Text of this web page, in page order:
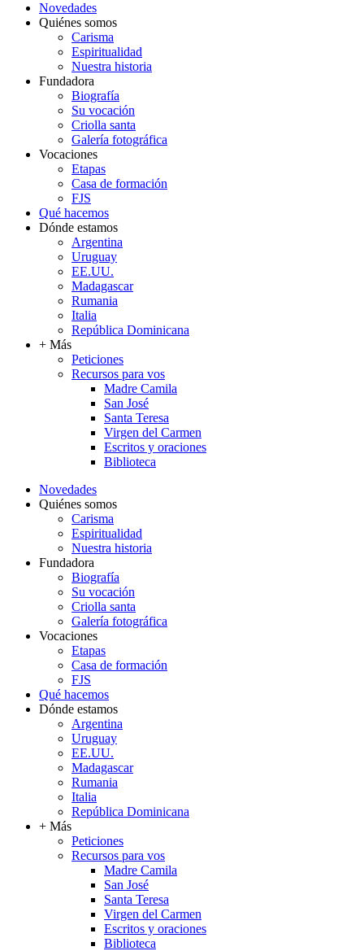
Novedades
Quiénes somos
Carisma
Espiritualidad
Nuestra historia
Fundadora
Biografía
Su vocación
Criolla santa
Galería fotográfica
Vocaciones
Etapas
Casa de formación
FJS
Qué hacemos
Dónde estamos
Argentina
Uruguay
EE.UU.
Madagascar
Rumania
Italia
República Dominicana
+ Más
Peticiones
Recursos para vos
Madre Camila
San José
Santa Teresa
Virgen del Carmen
Escritos y oraciones
Biblioteca
Novedades
Quiénes somos
Carisma
Espiritualidad
Nuestra historia
Fundadora
Biografía
Su vocación
Criolla santa
Galería fotográfica
Vocaciones
Etapas
Casa de formación
FJS
Qué hacemos
Dónde estamos
Argentina
Uruguay
EE.UU.
Madagascar
Rumania
Italia
República Dominicana
+ Más
Peticiones
Recursos para vos
Madre Camila
San José
Santa Teresa
Virgen del Carmen
Escritos y oraciones
Biblioteca